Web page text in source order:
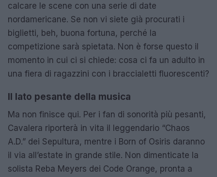
calcare le scene con una serie di date
nordamericane. Se non vi siete già procurati i
biglietti, beh, buona fortuna, perché la
competizione sarà spietata. Non è forse questo il
momento in cui ci si chiede: cosa ci fa un adulto in
una fiera di ragazzini con i braccialetti fluorescenti?
Il lato pesante della musica
Ma non finisce qui. Per i fan di sonorità più pesanti,
Cavalera riporterà in vita il leggendario “Chaos
A.D.” dei Sepultura, mentre i Born of Osiris daranno
il via all’estate in grande stile. Non dimenticate la
solista Reba Meyers dei Code Orange, pronta a